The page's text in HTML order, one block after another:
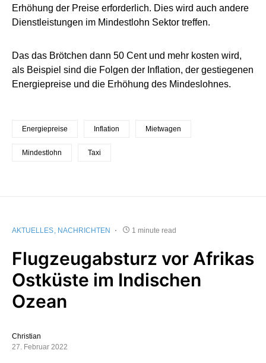
Erhöhung der Preise erforderlich. Dies wird auch andere
Dienstleistungen im Mindestlohn Sektor treffen.
Das das Brötchen dann 50 Cent und mehr kosten wird,
als Beispiel sind die Folgen der Inflation, der gestiegenen
Energiepreise und die Erhöhung des Mindeslohnes.
Energiepreise Inflation Mietwagen
Mindestlohn Taxi
AKTUELLES NACHRICHTEN 1 minute read
Flugzeugabsturz vor Afrikas
Ostküste im Indischen
Ozean
Christian
27. Februar 2022